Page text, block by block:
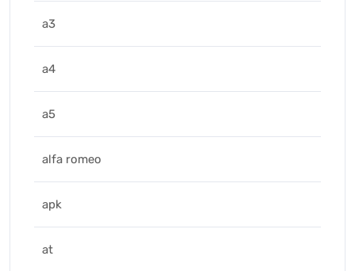
a3
a4
a5
alfa romeo
apk
at